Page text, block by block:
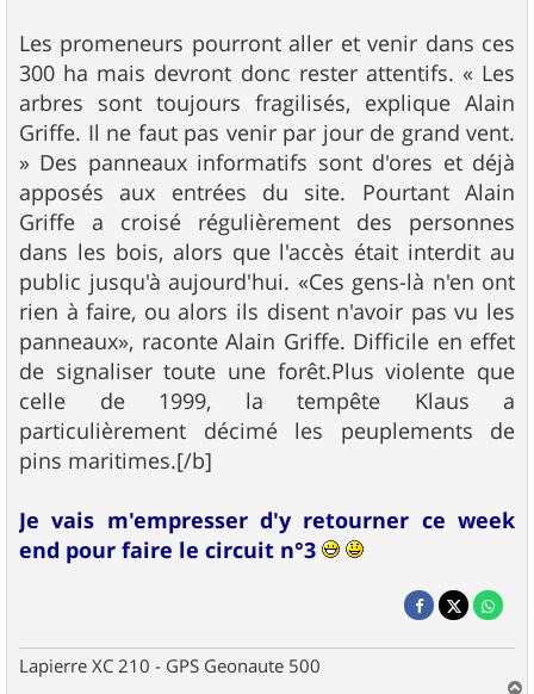
Les promeneurs pourront aller et venir dans ces
300 ha mais devront donc rester attentifs. « Les
arbres sont toujours fragilisés, explique Alain
Griffe. Il ne faut pas venir par jour de grand vent.
» Des panneaux informatifs sont d'ores et déjà
apposés aux entrées du site. Pourtant Alain
Griffe a croisé régulièrement des personnes
dans les bois, alors que l'accès était interdit au
public jusqu'à aujourd'hui. «Ces gens-là n'en ont
rien à faire, ou alors ils disent n'avoir pas vu les
panneaux», raconte Alain Griffe. Difficile en effet
de signaliser toute une forêt.Plus violente que
celle de 1999, la tempête Klaus a
particulièrement décimé les peuplements de
pins maritimes.[/b]
Je vais m'empresser d'y retourner ce week
end pour faire le circuit n°3
Lapierre XC 210 - GPS Geonaute 500